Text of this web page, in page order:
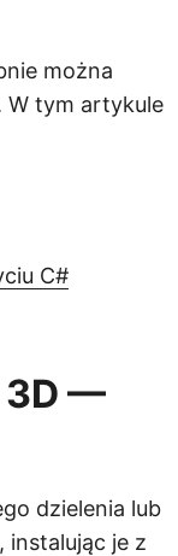
można
W tym artykule
C#
3D —
dzielenia lub
instalując je z